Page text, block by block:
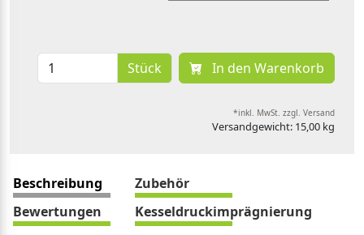
Stück In den Warenkorb
*inkl. MwSt. zzgl. Versand
Versandgewicht: 15,00 kg
Beschreibung
Zubehör
Bewertungen
Kesseldruckimprägnierung